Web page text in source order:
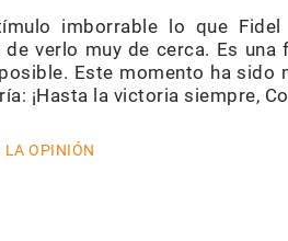
imborrable lo que
de verlo muy de cerca. Es
Este momento ha sido
¡Hasta la victoria siempre,
LA OPINIÓN